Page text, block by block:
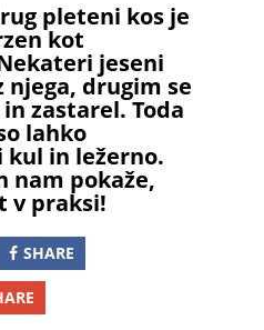
pleteni kos je
kot
jeseni
njega, drugim se
zastarel. Toda
lahko
in ležerno.
nam pokaže,
v praksi!
SHARE